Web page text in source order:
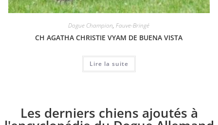
Dogue Champion,Fauve-Bringé
CH AGATHA CHRISTIE VYAM DE BUENA VISTA
Lire la suite
Les derniers chiens ajoutés à